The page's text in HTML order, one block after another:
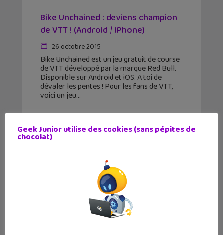
Bike Unchained : deviens champion
de VTT ! (Android / iPhone)
26 octobre 2015
Bike Unchained est un jeu gratuit de course
de VTT développé par la marque Red Bull.
Disponible sur Android et iOS. A toi de
dévaler les pentes ! Pour les fans de VTT,
voici un jeu
Geek Junior utilise des cookies (sans pépites de
chocolat)